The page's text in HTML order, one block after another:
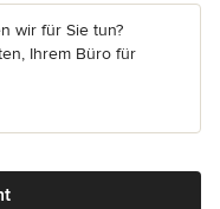
wir für Sie tun?
Ihrem Büro für